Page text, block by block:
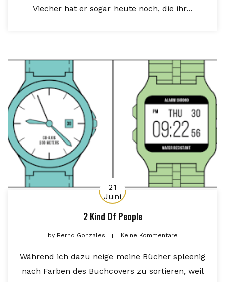
Viecher hat er sogar heute noch, die ihr...
21
Juni
2 Kind Of People
byBernd Gonzales Keine Kommentare
Während ich dazu neige meine Bücher spleenig
nach Farben des Buchcovers zu sortieren, weil